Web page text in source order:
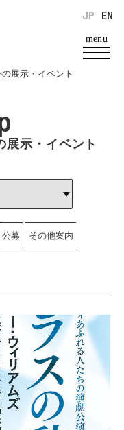
menu
EN
JP
展示・イベント
展示・イベント
公募 その他案内